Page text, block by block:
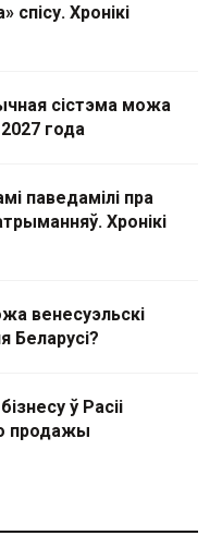
спісу. Хронікі
сістэма можа
года
паведамілі пра
Хронікі
венесуэльскі
Беларусі?
ў Расіі
продажы